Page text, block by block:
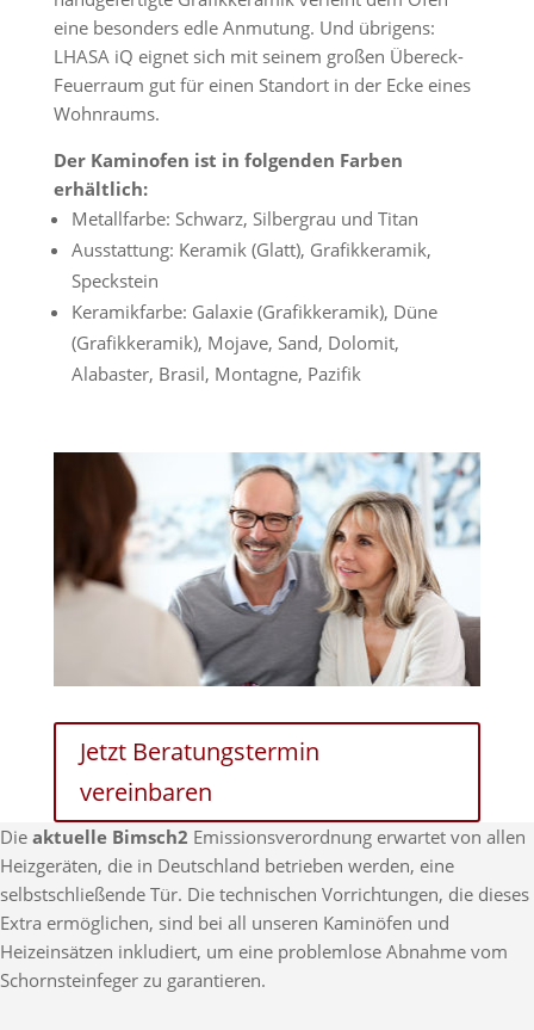
eine besonders edle Anmutung. Und übrigens:
LHASA iQ eignet sich mit seinem großen Übereck-
Feuerraum gut für einen Standort in der Ecke eines
Wohnraums.
Der Kaminofen ist in folgenden Farben
erhältlich:
Metallfarbe: Schwarz, Silbergrau und Titan
Ausstattung: Keramik (Glatt), Grafikkeramik,
Speckstein
Keramikfarbe: Galaxie (Grafikkeramik), Düne
(Grafikkeramik), Mojave, Sand, Dolomit,
Alabaster, Brasil, Montagne, Pazifik
Jetzt Beratungstermin
vereinbaren
Die aktuelle Bimsch2 Emissionsverordnung erwartet von allen
Heizgeräten, die in Deutschland betrieben werden, eine
selbstschließende Tür. Die technischen Vorrichtungen, die dieses
Extra ermöglichen, sind bei all unseren Kaminöfen und
Heizeinsätzen inkludiert, um eine problemlose Abnahme vom
Schornsteinfeger zu garantieren.